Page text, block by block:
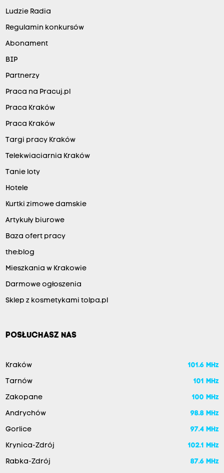
Ludzie Radia
Regulamin konkursów
Abonament
BIP
Partnerzy
Praca na Pracuj.pl
Praca Kraków
Praca Kraków
Targi pracy Kraków
Telekwiaciarnia Kraków
Tanie loty
Hotele
Kurtki zimowe damskie
Artykuły biurowe
Baza ofert pracy
the:blog
Mieszkania w Krakowie
Darmowe ogłoszenia
Sklep z kosmetykami tolpa.pl
POSŁUCHASZ NAS
Kraków 101.6 MHz
Tarnów 101 MHz
Zakopane 100 MHz
Andrychów 98.8 MHz
Gorlice 97.4 MHz
Krynica-Zdrój 102.1 MHz
Rabka-Zdrój 87.6 MHz